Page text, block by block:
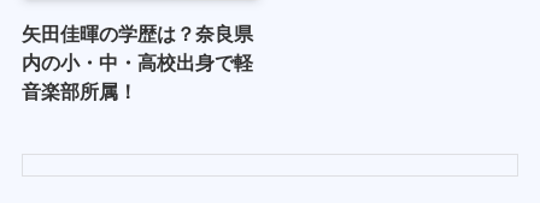
矢田佳暉の学歴は？奈良県
内の小・中・高校出身で軽
音楽部所属！